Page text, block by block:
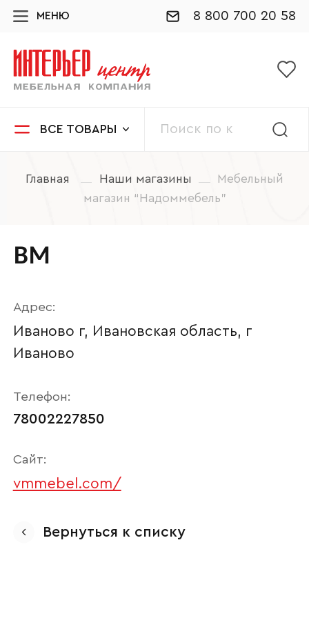
МЕНЮ 8 800 700 20 58
ВСЕ ТОВАРЫ
Главная Наши магазины
Мебельный
магазин “Надоммебель”
ВМ
Адрес:
Иваново г, Ивановская область, г
Иваново
Телефон:
78002227850
Сайт:
vmmebel.com/
Вернуться к списку
Ваше имя